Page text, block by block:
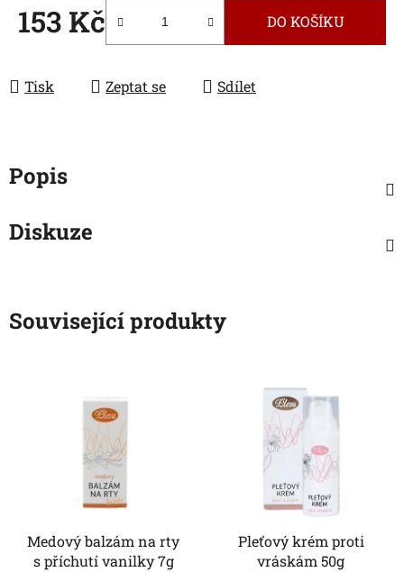
153 Kč DO KOŠÍKU
Tisk Zeptat se Sdílet
Popis
Diskuze
Související produkty
Medový balzám na rty
s příchutí vanilky 7g
Pleťový krém proti
vráskám 50g